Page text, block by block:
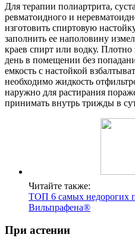
Для терапии полиартрита,
ревматоидного и
изготовить спиртовую
заполнить ее наполовину
краев спирт или водку. Плотно
день в помещении без
емкость с настойкой
необходимо жидкость
наружно для растирания
принимать внутрь трижды в
Читайте также:
ТОП 6 самых недорогих
Вильпрафена®
При астении